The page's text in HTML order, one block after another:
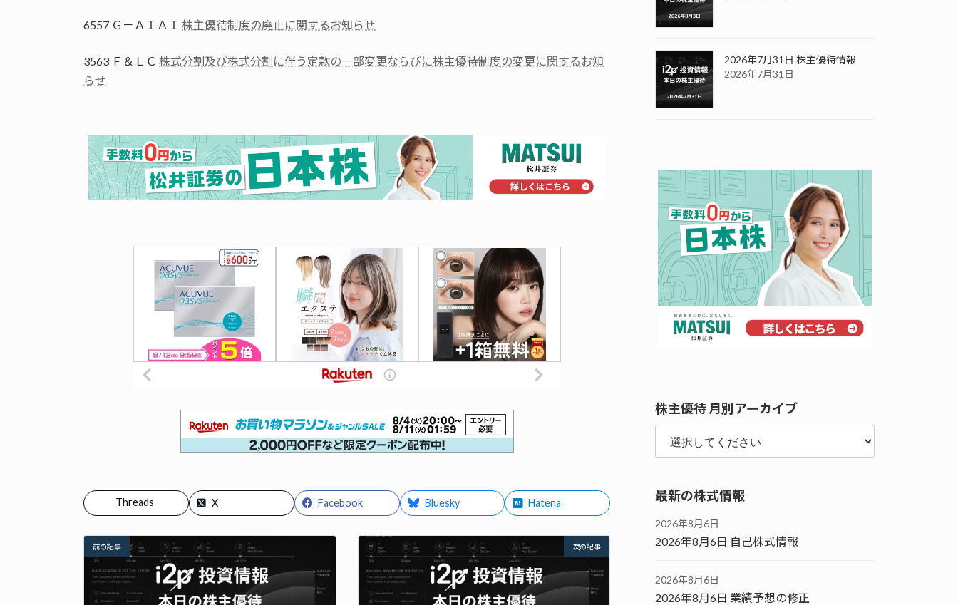
6557 Ｇ－ＡＩＡＩ 株主優待制度の廃止に関するお知らせ
3563 Ｆ＆ＬＣ 株式分割及び株式分割に伴う定款の一部変更ならびに株主優待制度の変更に関するお知
らせ
Facebook
X Bluesky
Threads Hatena
前の記事 次の記事
2026年7月31日 株主優待情報
2026年7月31日
株主優待 月別アーカイブ
最新の株式情報
2026年8月6日
2026年8月6日 自己株式情報
2026年8月6日
2026年8月6日 業績予想の修正